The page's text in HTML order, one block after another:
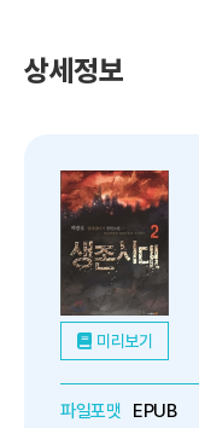
상세정보
미리보기
파일포맷
EPUB